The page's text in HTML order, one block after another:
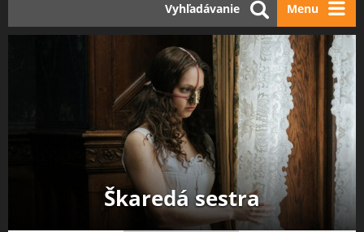
Menu
Vyhľadávanie
Škaredá sestra